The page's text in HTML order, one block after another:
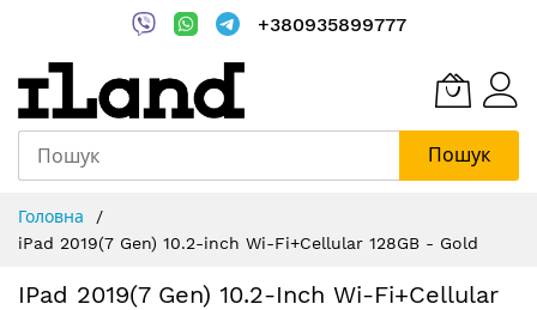
+380935899777
Пошук
Content
Головна
iPad 2019(7 Gen) 10.2-inch Wi-Fi+Cellular 128GB - Gold
IPad 2019(7 Gen) 10.2-Inch Wi-Fi+Cellular